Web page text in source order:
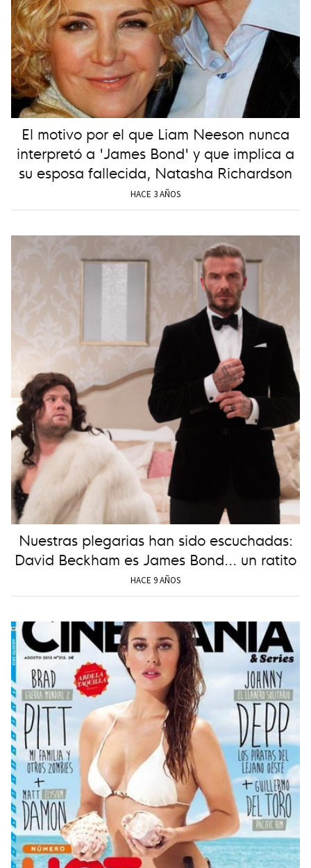
El motivo por el que Liam Neeson nunca
interpretó a 'James Bond' y que implica a
su esposa fallecida, Natasha Richardson
HACE 3 AÑOS
Nuestras plegarias han sido escuchadas:
David Beckham es James Bond... un ratito
HACE 9 AÑOS